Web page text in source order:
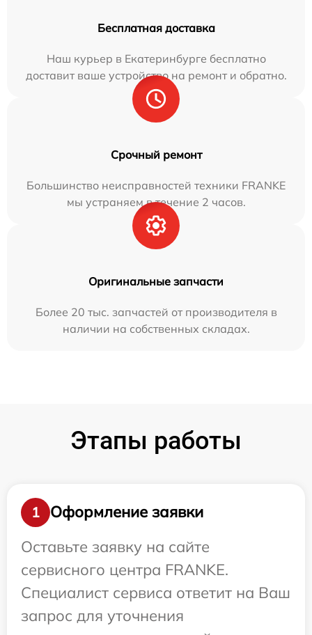
Бесплатная доставка
Наш курьер в Екатеринбурге бесплатно
доставит ваше устройство на ремонт и обратно.
Срочный ремонт
Большинство неисправностей техники FRANKE
мы устраняем в течение 2 часов.
Оригинальные запчасти
Более 20 тыс. запчастей от производителя в
наличии на собственных складах.
Этапы работы
1
Оформление заявки
Оставьте заявку на сайте
сервисного центра FRANKE.
Специалист сервиса ответит на Ваш
запрос для уточнения